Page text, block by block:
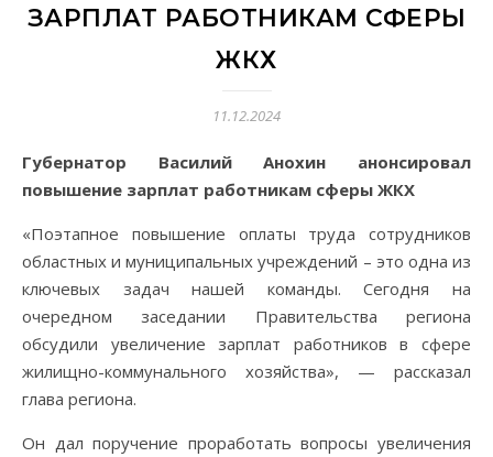
ЗАРПЛАТ РАБОТНИКАМ СФЕРЫ
ЖКХ
11.12.2024
Губернатор Василий Анохин анонсировал
повышение зарплат работникам сферы ЖКХ
«Поэтапное повышение оплаты труда сотрудников
областных и муниципальных учреждений – это одна из
ключевых задач нашей команды. Сегодня на
очередном заседании Правительства региона
обсудили увеличение зарплат работников в сфере
жилищно-коммунального хозяйства», — рассказал
глава региона.
Он дал поручение проработать вопросы увеличения